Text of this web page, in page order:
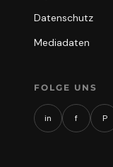
Datenschutz
Mediadaten
FOLGE UNS
in f P